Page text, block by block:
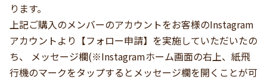
ります。
上記ご購入のメンバーのアカウントをお客様のInstagram
アカウントより【フォロー申請】を実施していただいたの
ち、 メッセージ欄(※Instagramホーム画面の右上、紙飛
行機のマークをタップするとメッセージ欄を開くことが可